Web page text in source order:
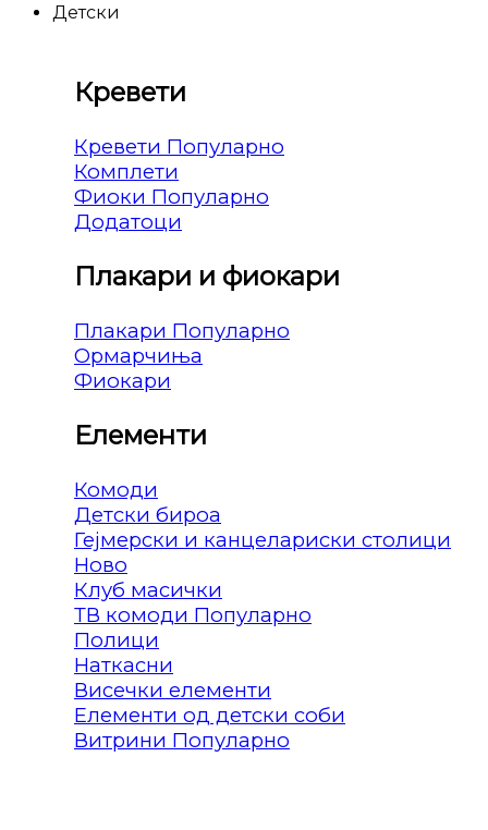
Детски
Кревети
Кревети
Комплети
Фиоки
Додатоци
Плакари и фиокари
Плакари
Ормарчиња
Фиокари
Елементи
Комоди
Детски бироа
Гејмерски и канцелариски столици
Клуб масички
ТВ комоди
Полици
Наткасни
Висечки елементи
Елементи од детски соби
Витрини